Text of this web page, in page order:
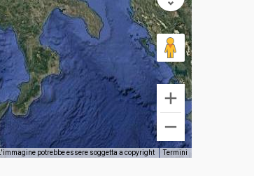
L'immagine potrebbe essere soggetta a copyright Termini